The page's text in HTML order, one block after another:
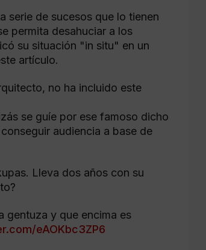
serie de sucesos que lo tienen
permita desahuciar a los
su situación "in situ" en un
artículo.
no ha incluido este
se guíe por ese famoso dicho
audiencia a base de
Lleva dos años con su
gentuza y que encima es
eAOKbc3ZP6